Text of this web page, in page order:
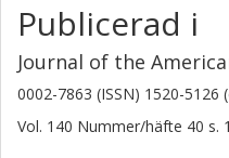
Chu Zhang
Lunds universitet
Lindsay Merte
Publicerad i
Journal of the
0002-7863 (ISSN) 1520-5126
Vol. 140 Nummer/häfte 40 s.